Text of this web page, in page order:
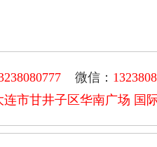
微信：
连市甘井子区华南广场 国